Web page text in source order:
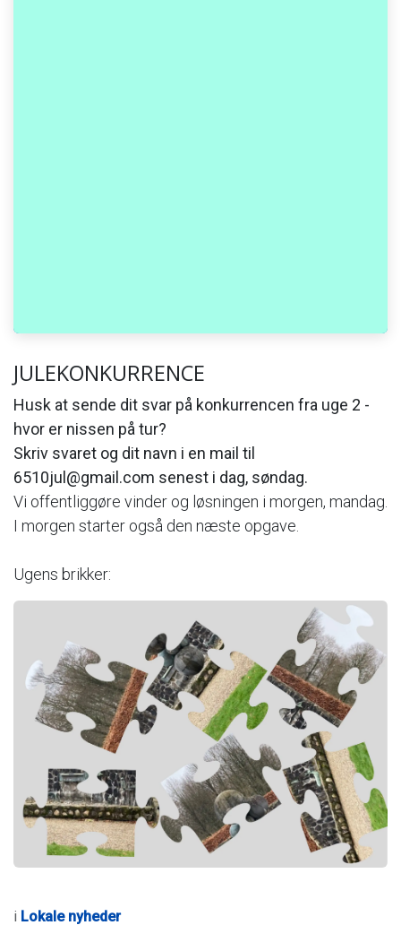
JULEKONKURRENCE
Husk at sende dit svar på konkurrencen fra uge 2 -
hvor er nissen på tur?
Skriv svaret og dit navn i en mail til
6510jul@gmail.com senest i dag, søndag.
Vi offentliggøre vinder og løsningen i morgen, mandag.
I morgen starter også den næste opgave.
Ugens brikker:
i Lokale nyheder